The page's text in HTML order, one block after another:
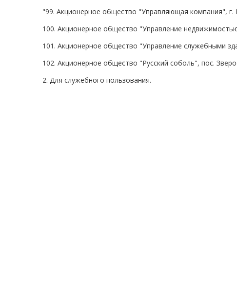
"99. Акционерное общество "Управляющая компания", г.
100. Акционерное общество "Управление
101. Акционерное общество "Управление служебными
102. Акционерное общество "Русский соболь", пос.
2. Для служебного пользования.